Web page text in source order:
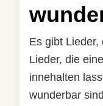
Es gibt
Lieder, die
innehalten
wunderbar